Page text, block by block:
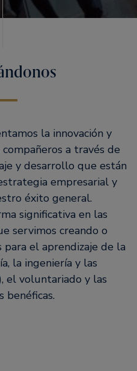
la innovación y
a través de
y desarrollo que están
empresarial y
éxito general.
significativa en las
servimos creando o
el aprendizaje de la
la ingeniería y las
el voluntariado y las
benéficas.